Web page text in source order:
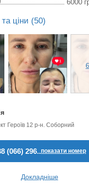
ціни (50)
Героїв 12 р-н. Соборний
(066) 296..показати номер
Докладніше